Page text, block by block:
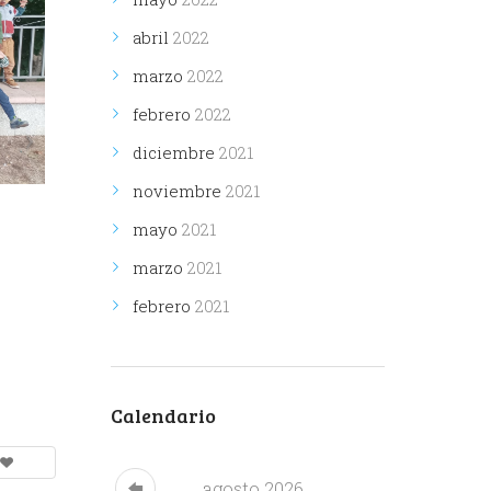
abril 2022
marzo 2022
febrero 2022
diciembre 2021
noviembre 2021
mayo 2021
marzo 2021
febrero 2021
Calendario